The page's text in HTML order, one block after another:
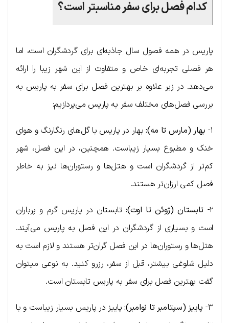
کدام فصل برای سفر مناسبتر است؟
پاریس در همه فصول سال جاذبه‌ای برای گردشگران است، اما
هر فصلی تجربه‌ای خاص و متفاوت از این شهر زیبا را ارائه
می‌دهد. در زیر علاوه بر بهترین فصل برای سفر به پاریس به
بررسی فصل‌های مختلف سفر به پاریس می‌پردازیم:
۱- بهار (مارس تا مه):بهار در پاریس با گل‌های رنگارنگ و هوای
خنک و مطبوع بسیار زیباست. همچنین، در این فصل، شهر
کم‌تر از گردشگران است و هتل‌ها و رستوران‌ها نیز به خاطر
فصل کمی ارزان‌تر هستند.
۲- تابستان (ژوئن تا اوت):تابستان در پاریس گرم و پرباران
است و بسیاری از گردشگران در این فصل به پاریس می‌آیند.
هتل‌ها و رستوران‌ها در این فصل گران‌تر هستند و لازم است به
دلیل شلوغی بیشتر، قبل از سفر، رزرو کنید. به نوعی میتوان
گفت بهترین فصل برای سفر به پاریس تابستان است.
۳- پاییز (سپتامبر تا نوامبر):پاییز در پاریس بسیار زیباست و با